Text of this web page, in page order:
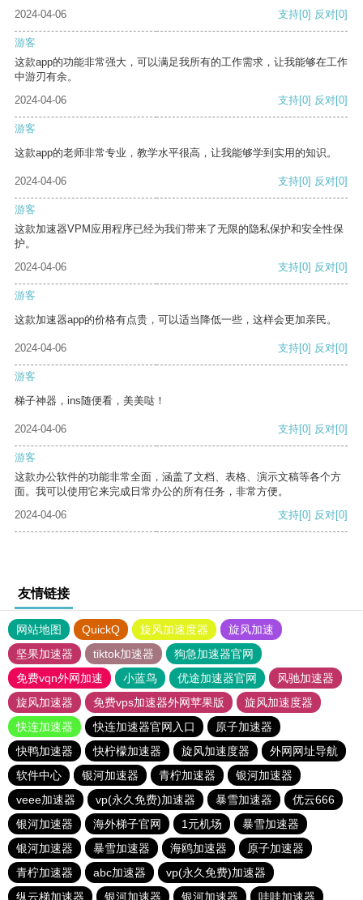
2024-04-06
支持[0] 反对[0]
游客
这款app的功能非常强大，可以满足我所有的工作需求，让我能够在工作
中游刃有余。
2024-04-06
支持[0] 反对[0]
游客
这款app的老师非常专业，教学水平很高，让我能够学到实用的知识。
2024-04-06 支持[0] 反对[0]
游客
这款加速器VPM应用程序已经为我们带来了无限的隐私保护和安全性保
护。
2024-04-06
支持[0] 反对[0]
游客
这款加速器app的价格有点贵，可以适当降低一些，这样会更加亲民。
2024-04-06 支持[0] 反对[0]
游客
梯子神器，ins随便看，美美哒！
2024-04-06 支持[0] 反对[0]
游客
这款办公软件的功能非常全面，涵盖了文档、表格、演示文稿等各个方
面。我可以使用它来完成日常办公的所有任务，非常方便。
2024-04-06
支持[0] 反对[0]
友情链接
网站地图 QuickQ 旋风加速度器
旋风加速
坚果加速器
tiktok加速器
狗急加速器官网
免费vqn外网加速
小蓝鸟 优途加速器官网
风驰加速器
旋风加速器
免费vps加速器外网苹果版
旋风加速度器
快连加速器
快连加速器官网入口
原子加速器
快鸭加速器
快柠檬加速器 旋风加速度器
外网网址导航
软件中心
银河加速器 青柠加速器
银河加速器
veee加速器
vp(永久免费)加速器 暴雪加速器
优云666
银河加速器
海外梯子官网 1元机场
暴雪加速器
银河加速器
暴雪加速器 海鸥加速器
原子加速器
青柠加速器
abc加速器
vp(永久免费)加速器
纵云梯加速器
银河加速器 银河加速器 哇哇加速器